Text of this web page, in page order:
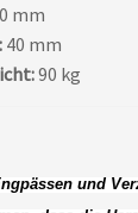
mm
40 mm
90 kg
und